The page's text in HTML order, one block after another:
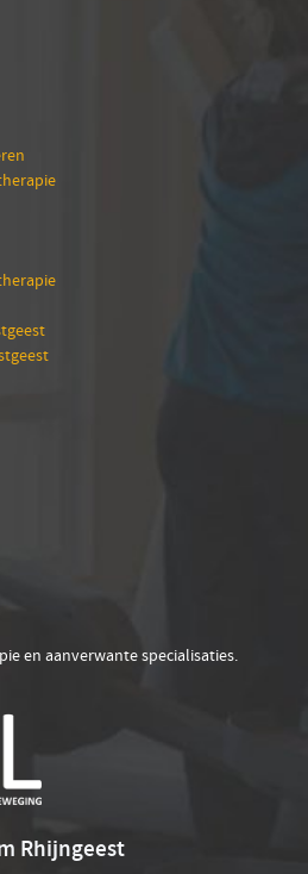
en aanverwante specialisaties.
Rhijngeest